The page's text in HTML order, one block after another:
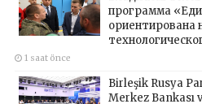
программа
ориентирована
1 saat önce
Birleşik Rusya
Merkez Bankası